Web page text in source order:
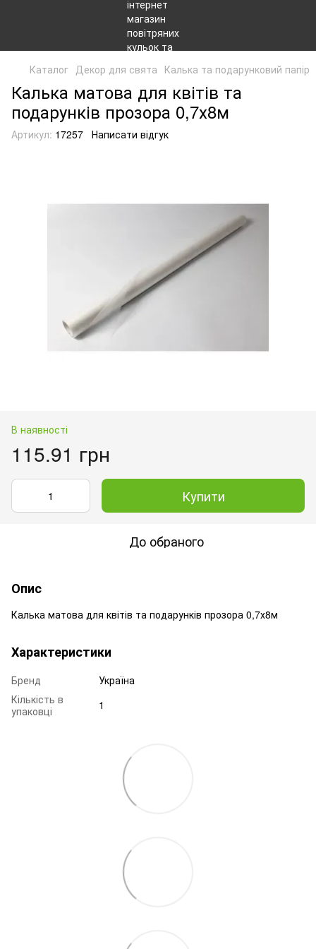
Каталог Декор для свята Калька та подарунковий папір
Калька матова для квітів та
подарунків прозора 0,7х8м
Артикул: 17257 Написати відгук
В наявності
115.91 грн
Купити
До обраного
Опис
Калька матова для квітів та подарунків прозора 0,7х8м
Характеристики
Бренд
Україна
Кількість в
упаковці
1